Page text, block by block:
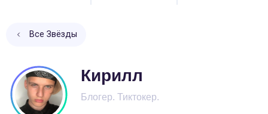
Все Звёзды
Кирилл
Блогер. Тиктокер.